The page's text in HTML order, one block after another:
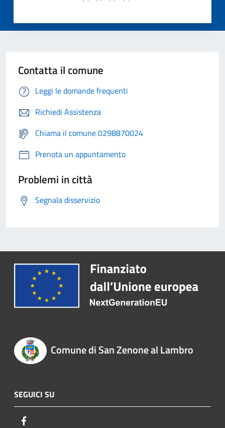
Contatta il comune
Leggi le domande frequenti
Richiedi Assistenza
Chiama il comune 0298870024
Prenota un appuntamento
Problemi in città
Segnala disservizio
Comune di San Zenone al Lambro
SEGUICI SU